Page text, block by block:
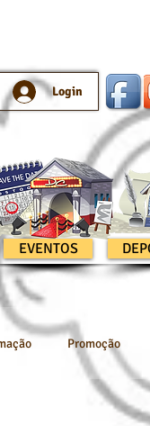
Login
EVENTOS
Promoção
Cursos Online